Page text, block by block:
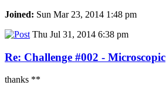
Joined: Sun Mar 23, 2014 1:48 pm
Thu Jul 31, 2014 6:38 pm
Re: Challenge #002 - Microscopic
thanks **